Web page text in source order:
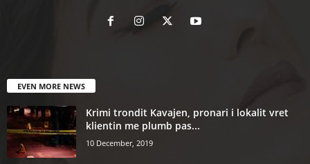
EVEN MORE NEWS
Krimi trondit Kavajen, pronari i lokalit vret
klientin me plumb pas...
10 December, 2019